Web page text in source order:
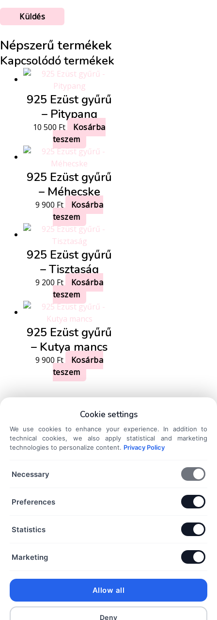
Népszerű termékek
Kapcsolódó termékek
925 Ezüst gyűrű
– Pitypang
10 500 Ft
Kosárba
teszem
925 Ezüst gyűrű
– Méhecske
9 900 Ft
Kosárba
teszem
925 Ezüst gyűrű
– Tisztaság
9 200 Ft
Kosárba
teszem
925 Ezüst gyűrű
– Kutya mancs
9 900 Ft
Kosárba
teszem
Ezüst charmok és medálok
Ezüst karkötők
Ezüst fülbevalók
Dokumentumok
Szállítási és fizetési információk
info@dorothyekszer.hu
Cookie settings
We use cookies to enhance your experience. In addition to
technical cookies, we also apply statistical and marketing
technologies to personalize content. Privacy Policy
Necessary
Preferences
Statistics
Marketing
Deny
Allow all